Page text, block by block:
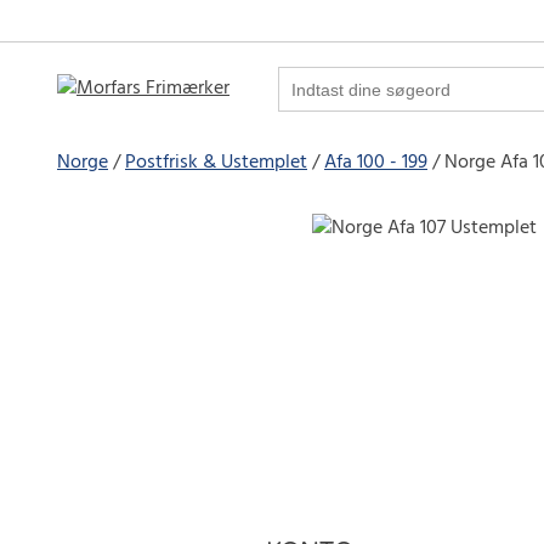
Norge Postfrisk & Ustemplet Afa 100 - 199 Norge Afa